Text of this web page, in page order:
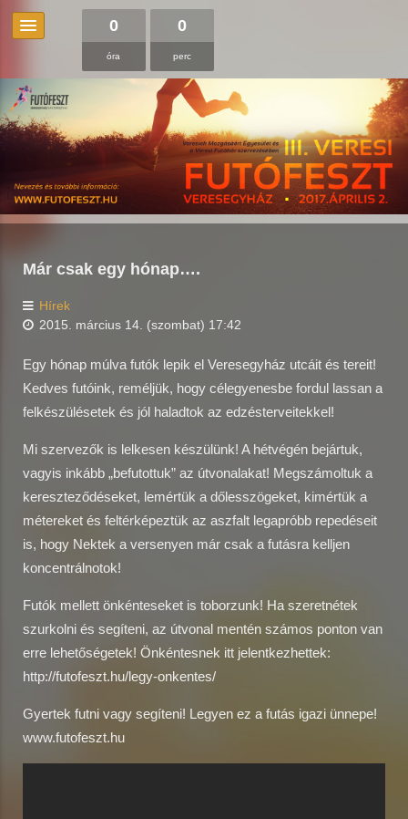
0
óra
0
perc
Már csak egy hónap….
Hírek
2015. március 14. (szombat) 17:42
Egy hónap múlva futók lepik el Veresegyház utcáit és tereit!
Kedves futóink, reméljük, hogy célegyenesbe fordul lassan a
felkészülésetek és jól haladtok az edzésterveitekkel!
Mi szervezők is lelkesen készülünk! A hétvégén bejártuk,
vagyis inkább „befutottuk” az útvonalakat! Megszámoltuk a
kereszteződéseket, lemértük a dőlesszögeket, kimértük a
métereket és feltérképeztük az aszfalt legapróbb repedéseit
is, hogy Nektek a versenyen már csak a futásra kelljen
koncentrálnotok!
Futók mellett önkénteseket is toborzunk! Ha szeretnétek
szurkolni és segíteni, az útvonal mentén számos ponton van
erre lehetőségetek! Önkéntesnek itt jelentkezhettek:
http://futofeszt.hu/legy-onkentes/
Gyertek futni vagy segíteni! Legyen ez a futás igazi ünnepe!
www.futofeszt.hu